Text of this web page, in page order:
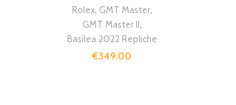
Rolex, GMT Master,
GMT Master II,
Basilea 2022 Repliche
€349.00